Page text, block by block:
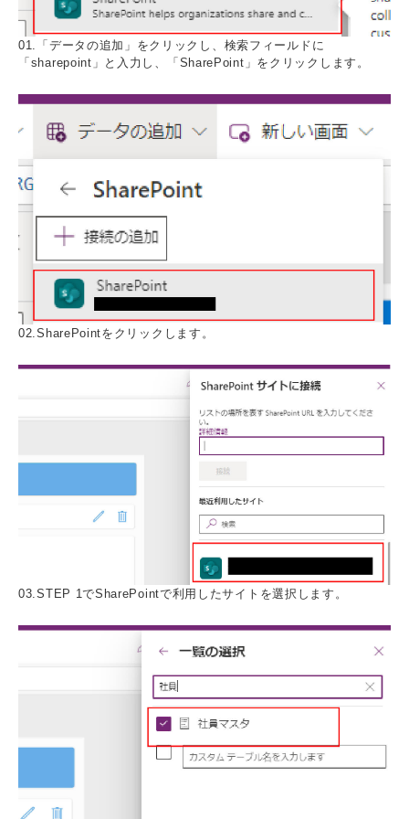
01.「データの追加」をクリックし、検索フィールドに
「sharepoint」と入力し、「SharePoint」をクリックします。
02.SharePointをクリックします。
03.STEP 1でSharePointで利用したサイトを選択します。